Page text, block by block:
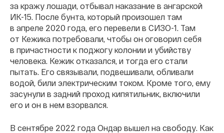
за кражу лошади, отбывал наказание в ангарской
ИК-15. После бунта, который произошел там
в апреле 2020 года, его перевели в СИЗО-1. Там
от Кежика потребовали, чтобы он оговорил себя
в причастности к поджогу колонии и убийству
человека. Кежик отказался, и тогда его стали
пытать. Его связывали, подвешивали, обливали
водой, били электрическим током. Кроме того, ему
засунули в задний проход кипятильник, включили
его и он в нем взорвался.
В сентябре 2022 года Ондар вышел на свободу. Как